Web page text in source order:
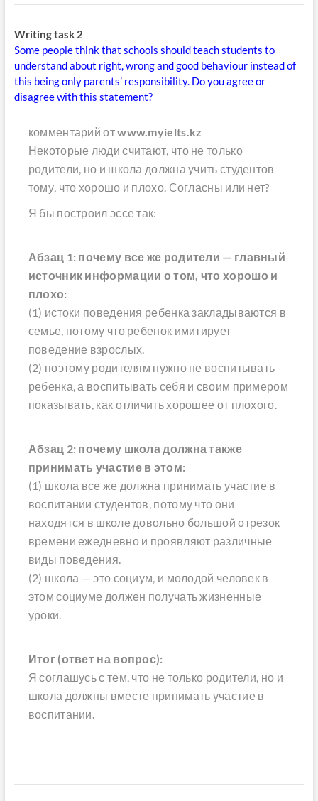
Writing task 2
Some people think that schools should teach students to
understand about right, wrong and good behaviour instead of
this being only parents’ responsibility. Do you agree or
disagree with this statement?
комментарий отwww.myielts.kz
Некоторые люди считают, что не только
родители, но и школа должна учить студентов
тому, что хорошо и плохо. Согласны или нет?
Я бы построил эссе так:
Абзац 1: почему все же родители — главный
источник информации о том, что хорошо и
плохо:
(1) истоки поведения ребенка закладываются в
семье, потому что ребенок имитирует
поведение взрослых.
(2) поэтому родителям нужно не воспитывать
ребенка, а воспитывать себя и своим примером
показывать, как отличить хорошее от плохого.
Абзац 2: почему школа должна также
принимать участие в этом:
(1) школа все же должна принимать участие в
воспитании студентов, потому что они
находятся в школе довольно большой отрезок
времени ежедневно и проявляют различные
виды поведения.
(2) школа — это социум, и молодой человек в
этом социуме должен получать жизненные
уроки.
Итог (ответ на вопрос):
Я соглашусь с тем, что не только родители, но и
школа должны вместе принимать участие в
воспитании.